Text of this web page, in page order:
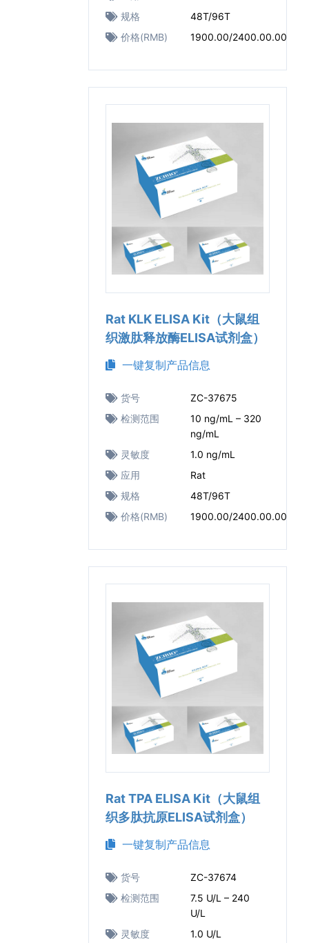
规格
48T/96T
价格(RMB)
1900.00/2400.00.00
Rat KLK ELISA Kit（大鼠组
织激肽释放酶ELISA试剂盒）
一键复制产品信息
货号
ZC-37675
检测范围
10 ng/mL – 320
ng/mL
灵敏度
1.0 ng/mL
应用
Rat
规格
48T/96T
价格(RMB)
1900.00/2400.00.00
Rat TPA ELISA Kit（大鼠组
织多肽抗原ELISA试剂盒）
一键复制产品信息
货号
ZC-37674
检测范围
7.5 U/L – 240
U/L
灵敏度
1.0 U/L